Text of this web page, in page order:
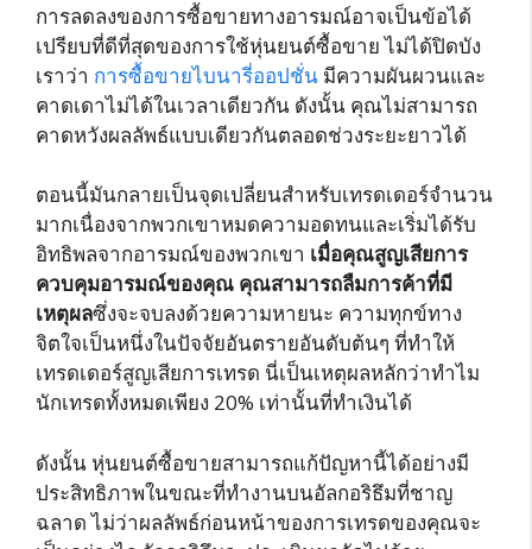
การลดลงของการซื้อขายทางอารมณ์อาจเป็นข้อได้
เปรียบที่ดีที่สุดของการใช้หุ่นยนต์ซื้อขาย ไม่ได้ปิดบัง
เราว่า การซื้อขายไบนารี่ออปชั่น มีความผันผวนและ
คาดเดาไม่ได้ในเวลาเดียวกัน ดังนั้น คุณไม่สามารถ
คาดหวังผลลัพธ์แบบเดียวกันตลอดช่วงระยะยาวได้
ตอนนี้มันกลายเป็นจุดเปลี่ยนสำหรับเทรดเดอร์จำนวน
มากเนื่องจากพวกเขาหมดความอดทนและเริ่มได้รับ
อิทธิพลจากอารมณ์ของพวกเขา เมื่อคุณสูญเสียการ
ควบคุมอารมณ์ของคุณ คุณสามารถลืมการค้าที่มี
เหตุผลซึ่งจะจบลงด้วยความหายนะ ความทุกข์ทาง
จิตใจเป็นหนึ่งในปัจจัยอันตรายอันดับต้นๆ ที่ทำให้
เทรดเดอร์สูญเสียการเทรด นี่เป็นเหตุผลหลักว่าทำไม
นักเทรดทั้งหมดเพียง 20% เท่านั้นที่ทำเงินได้
ดังนั้น หุ่นยนต์ซื้อขายสามารถแก้ปัญหานี้ได้อย่างมี
ประสิทธิภาพในขณะที่ทำงานบนอัลกอริธึมที่ชาญ
ฉลาด ไม่ว่าผลลัพธ์ก่อนหน้าของการเทรดของคุณจะ